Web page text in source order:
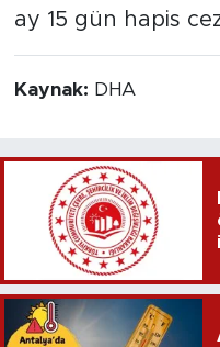
ay 15 gün hapis
Kaynak: DHA